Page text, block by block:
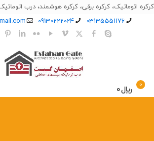
کرکره اتوماتیک، کرکره برقی، کرکره هوشمند، درب
03135551176
09130222024
0 ﷼0